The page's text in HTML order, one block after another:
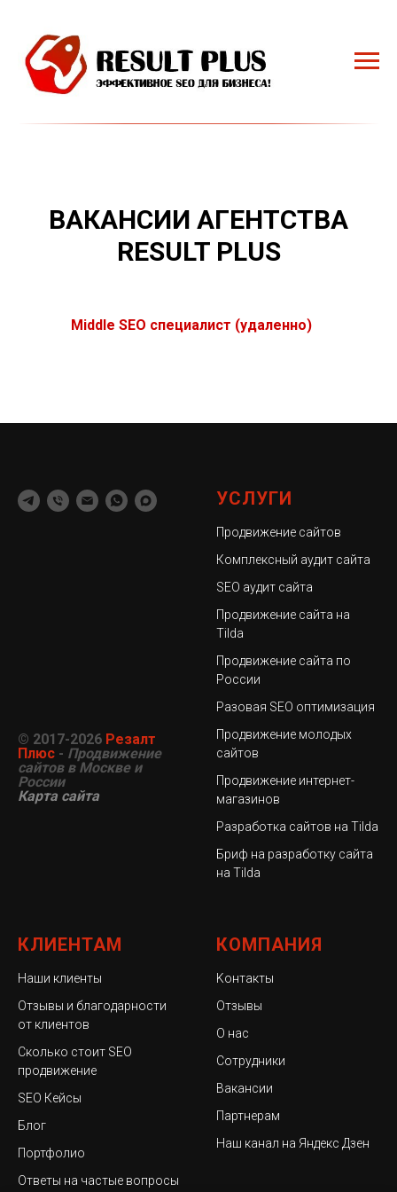
ВАКАНСИИ АГЕНТСТВА
RESULT PLUS
Middle SEO специалист (удаленно)
© 2017-2026 Резалт
Плюс - Продвижение
сайтов в Москве и
России
Карта сайта
УСЛУГИ
Продвижение сайтов
Комплексный аудит сайта
SEO аудит сайта
Продвижение сайта на
Tilda
Продвижение сайта по
России
Разовая SEO оптимизация
Продвижение молодых
сайтов
Продвижение интернет-
магазинов
Разработка сайтов на Tilda
Бриф на разработку сайта
на Tilda
КЛИЕНТАМ
Наши клиенты
Отзывы и благодарности
от клиентов
Сколько стоит SEO
продвижение
SEO Кейсы
Блог
Портфолио
Ответы на частые вопросы
КОМПАНИЯ
Kонтакты
Отзывы
О нас
Сотрудники
Вакансии
Партнерам
Наш канал на Яндекс Дзен